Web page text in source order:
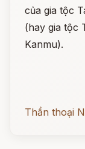
của gia tộc
(hay gia tộc
Kanmu).
Thần thoại